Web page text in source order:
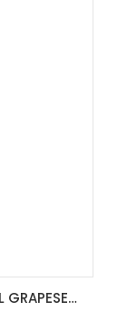
PURE MOIST BATH & SHOWER GEL GRAPESEED &